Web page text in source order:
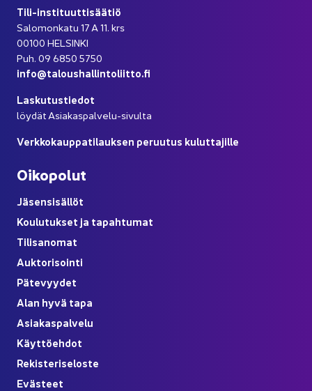
Tili-​instituuttisäätiö
Sa­lo­mon­ka­tu 17 A 11. krs
00100 HEL­SIN­KI
Puh. 09 6850 5750
info@ta­lous­hal­lin­to­liit­to.fi
Las­ku­tus­tie­dot
löy­dät Asiakaspalvelu-​sivulta
Verk­ko­kaup­pa­ti­lauk­sen pe­ruu­tus ku­lut­ta­jil­le
Oi­ko­po­lut
Jä­sen­si­säl­löt
Kou­lu­tuk­set ja ta­pah­tu­mat
Ti­li­sa­no­mat
Auk­to­ri­soin­ti
Pä­te­vyy­det
Alan hyvä tapa
Asia­kas­pal­ve­lu
Käyt­tö­eh­dot
Re­kis­te­ri­se­los­te
Eväs­teet